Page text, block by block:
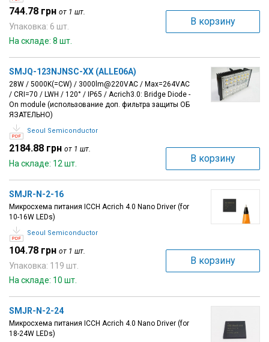
744.78 грн от 1 шт.
Упаковка: 6 шт.
На складе: 8 шт.
В корзину
SMJQ-123NJNSC-XX (ALLE06A)
28W / 5000K(=CW) / 3000lm@220VAC / Max=264VAC
/ CRI=70 / LWH / 120° / IP65 / Acrich3.0: Bridge Diode -
On module (использование доп. фильтра защиты ОБ
ЯЗАТЕЛЬНО)
Seoul Semiconductor
2184.88 грн от 1 шт.
На складе: 12 шт. В корзину
SMJR-N-2-16
Микросхема питания ICCH Acrich 4.0 Nano Driver (for
10-16W LEDs)
Seoul Semiconductor
104.78 грн от 1 шт.
Упаковка: 119 шт.
На складе: 10 шт.
В корзину
SMJR-N-2-24
Микросхема питания ICCH Acrich 4.0 Nano Driver (for
18-24W LEDs)